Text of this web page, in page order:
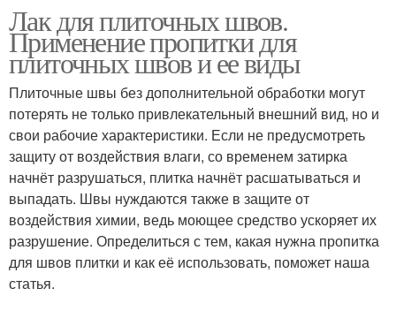
Затирочные швы Пропитки для швов
Лак для плиточных швов.
Применение пропитки для
плиточных швов и ее виды
Плиточные швы без дополнительной обработки могут
потерять не только привлекательный внешний вид, но и
свои рабочие характеристики. Если не предусмотреть
защиту от воздействия влаги, со временем затирка
начнёт разрушаться, плитка начнёт расшатываться и
выпадать. Швы нуждаются также в защите от
воздействия химии, ведь моющее средство ускоряет их
разрушение. Определиться с тем, какая нужна пропитка
для швов плитки и как её использовать, поможет наша
статья.